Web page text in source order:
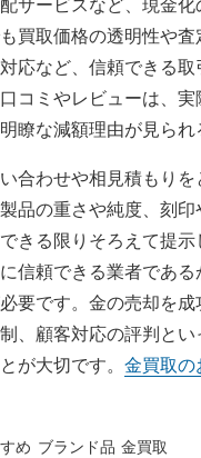
買取価格の透明性や
応など、信頼できる
コミやレビューは、
瞭な減額理由が見られ
合わせや相見積もり
品の重さや純度、刻
きる限りそろえて提
信頼できる業者であ
要です。金の売却を
、顧客対応の評判と
が大切です。 金買取の
め ブランド品 金買取